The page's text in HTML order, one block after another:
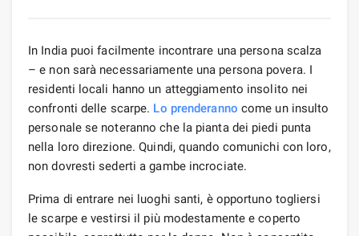
In India puoi facilmente incontrare una persona scalza
– e non sarà necessariamente una persona povera. I
residenti locali hanno un atteggiamento insolito nei
confronti delle scarpe. Lo prenderanno come un insulto
personale se noteranno che la pianta dei piedi punta
nella loro direzione. Quindi, quando comunichi con loro,
non dovresti sederti a gambe incrociate.
Prima di entrare nei luoghi santi, è opportuno togliersi
le scarpe e vestirsi il più modestamente e coperto